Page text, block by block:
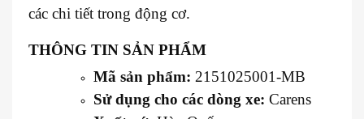
các chi tiết trong động cơ.
THÔNG TIN SẢN PHẨM
Mã sản phẩm: 2151025001-MB
Sử dụng cho các dòng xe: Carens